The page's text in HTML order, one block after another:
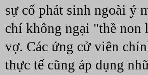
sự cố phát sinh ngoài ý
chí không ngại "thề non
vợ. Các ứng cử viên
thực tế cũng áp dụng